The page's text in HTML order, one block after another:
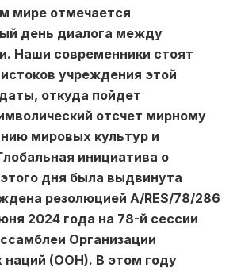
мире отмечается
день диалога между
Наши современники стоят
учреждения этой
откуда пойдет
отсчет мирному
мировых культур и
инициатива о
дня была выдвинута
резолюцией A/RES/78/286
2024 года на 78-й сессии
Организации
наций (ООН). В этом году